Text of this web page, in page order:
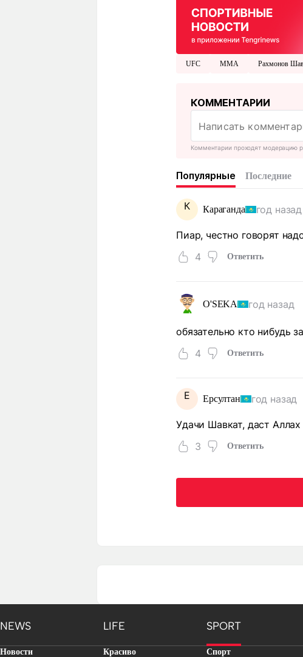
UFC MMA Рахмонов
КОММЕНТАРИИ
Комментарии проходят модерацию
Популярные Последние
К Караганда год назад
Пиар, честно говорят
4
Ответить
O'SEKА год назад
обязательно кто нибудь
4
Ответить
Е Ерсултан год назад
Удачи Шавкат, даст
3
Ответить
NEWS LIFE SPORT
Новости Красиво Спорт